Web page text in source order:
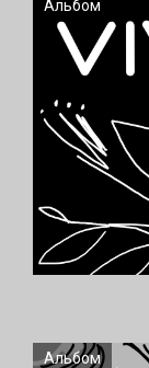
Альбом
Альбом